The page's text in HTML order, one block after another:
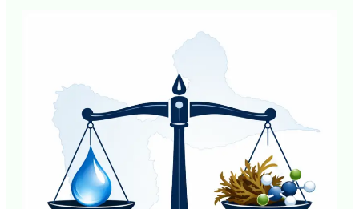
l'accord de confidentialité